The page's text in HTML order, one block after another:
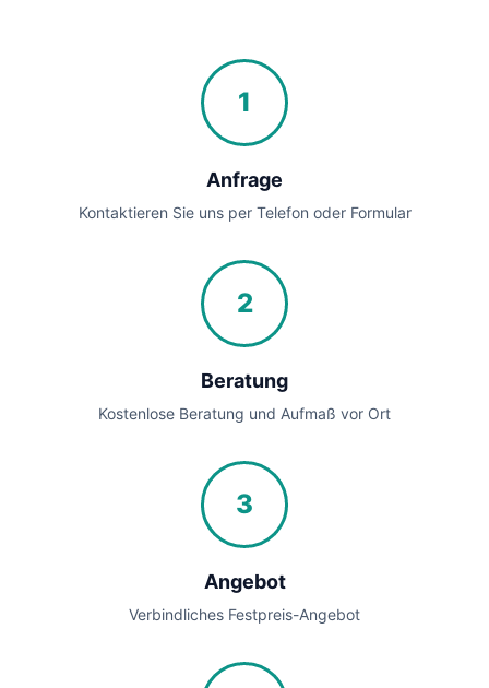
1
Anfrage
Kontaktieren Sie uns per Telefon oder Formular
2
Beratung
Kostenlose Beratung und Aufmaß vor Ort
3
Angebot
Verbindliches Festpreis-Angebot